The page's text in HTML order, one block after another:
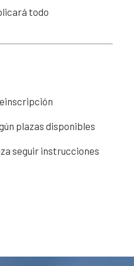
todo
plazas disponibles
seguir instrucciones